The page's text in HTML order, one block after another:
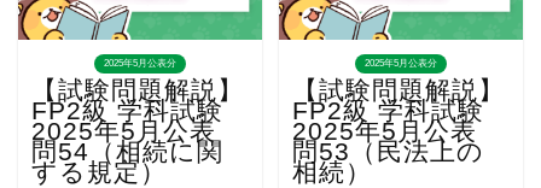
2025年5月公表分
【試験問題解説】
FP2級 学科試験
2025年5月公表
問54（相続に関
する規定）
2025年5月公表分
【試験問題解説】
FP2級 学科試験
2025年5月公表
問53（民法上の
相続）